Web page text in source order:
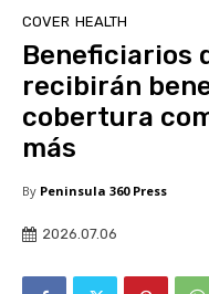
COVER HEALTH
Beneficiarios
recibirán
cobertura
más
By Peninsula 360 Press
2026.07.06